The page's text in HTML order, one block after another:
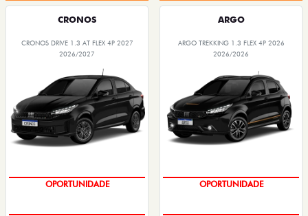
CRONOS DRIVE 1.3 AT FLEX 4P 2027
2026/2027
PREÇOS REDUZIDOS
ARGO TREKKING 1.3 FLEX 4P 2026
2026/2026
PREÇOS REDUZIDOS